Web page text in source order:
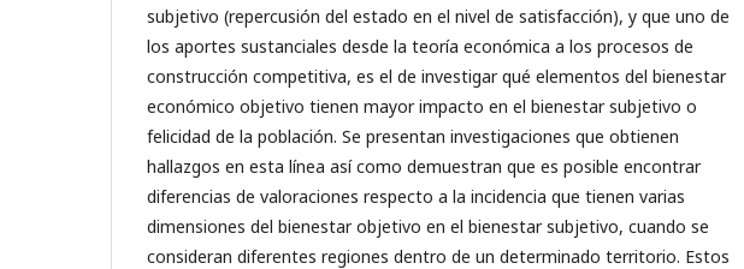
subjetivo (repercusión del estado en el nivel de satisfacción), y que uno de
los aportes sustanciales desde la teoría económica a los procesos de
construcción competitiva, es el de investigar qué elementos del bienestar
económico objetivo tienen mayor impacto en el bienestar subjetivo o
felicidad de la población. Se presentan investigaciones que obtienen
hallazgos en esta línea así como demuestran que es posible encontrar
diferencias de valoraciones respecto a la incidencia que tienen varias
dimensiones del bienestar objetivo en el bienestar subjetivo, cuando se
consideran diferentes regiones dentro de un determinado territorio. Estos